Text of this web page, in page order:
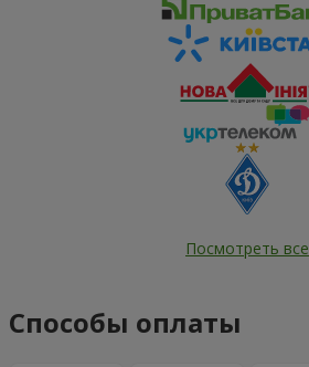
Посмотреть все
Способы оплаты